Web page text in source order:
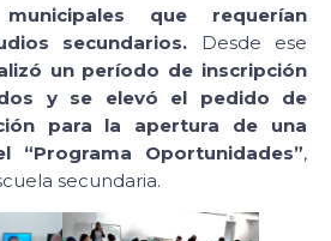
que requerían
secundarios. Desde ese
un período de inscripción
y se elevó el pedido de
para la apertura de una
“Programa Oportunidades”,
secundaria.